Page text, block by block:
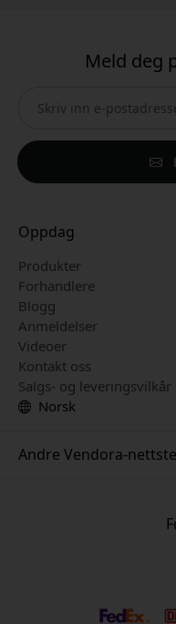
Meld deg
Oppdag
Produkter
Forhandlere
Blogg
Anmeldelser
Videoer
Kontakt oss
Salgs- og leveringsvilkår
Norsk
Andre Vendora-
www.clickandgrow.se